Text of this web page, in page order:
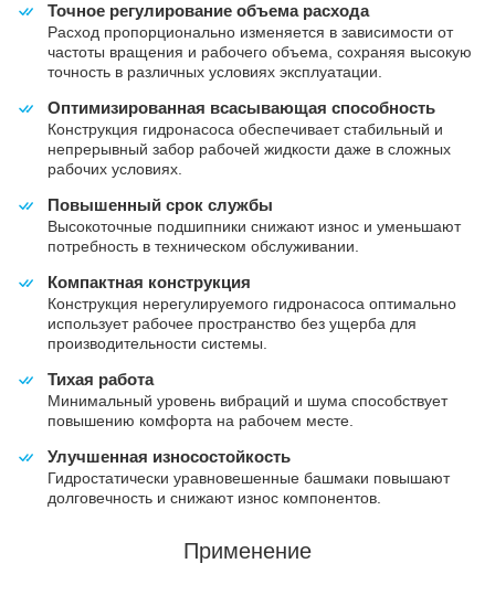
Точное регулирование объема расхода
Расход пропорционально изменяется в зависимости от
частоты вращения и рабочего объема, сохраняя высокую
точность в различных условиях эксплуатации.
Оптимизированная всасывающая способность
Конструкция гидронасоса обеспечивает стабильный и
непрерывный забор рабочей жидкости даже в сложных
рабочих условиях.
Повышенный срок службы
Высокоточные подшипники снижают износ и уменьшают
потребность в техническом обслуживании.
Компактная конструкция
Конструкция нерегулируемого гидронасоса оптимально
использует рабочее пространство без ущерба для
производительности системы.
Тихая работа
Минимальный уровень вибраций и шума способствует
повышению комфорта на рабочем месте.
Улучшенная износостойкость
Гидростатически уравновешенные башмаки повышают
долговечность и снижают износ компонентов.
Применение